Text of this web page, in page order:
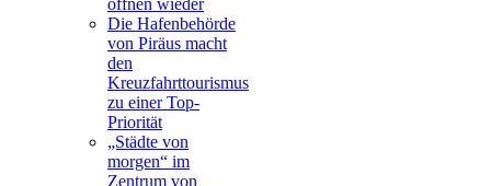
öffnen wieder
Die Hafenbehörde
von Piräus macht
den
Kreuzfahrttourismus
zu einer Top-
Priorität
„Städte von
morgen“ im
Zentrum von